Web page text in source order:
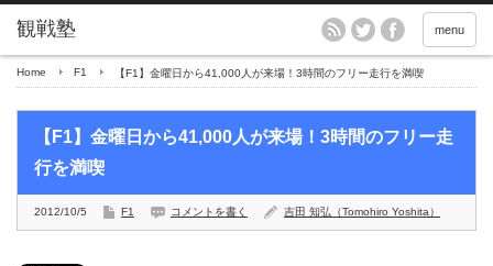
menu
Home F1 【F1】金曜日から41,000人が来場！3時間のフリー走行を満喫
【F1】金曜日から41,000人が来場！3時間のフリー走
行を満喫
2012/10/5 F1 コメントを書く 吉田 知弘（Tomohiro Yoshita）